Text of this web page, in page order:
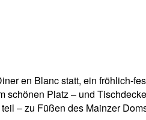
en Blanc statt, ein fröhlich-
schönen Platz – und
– zu Füßen des Mainzer